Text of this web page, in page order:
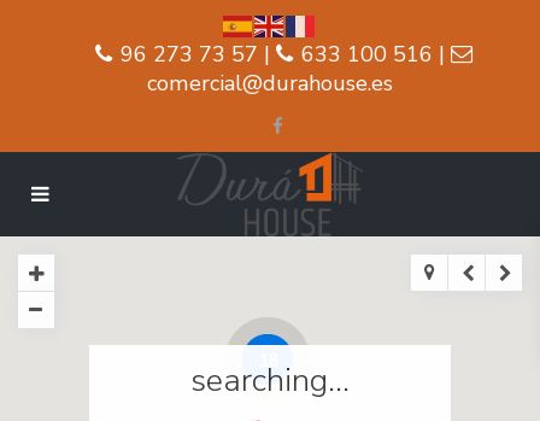
96 273 73 57 |
633 100 516 |
comercial@durahouse.es
searching...